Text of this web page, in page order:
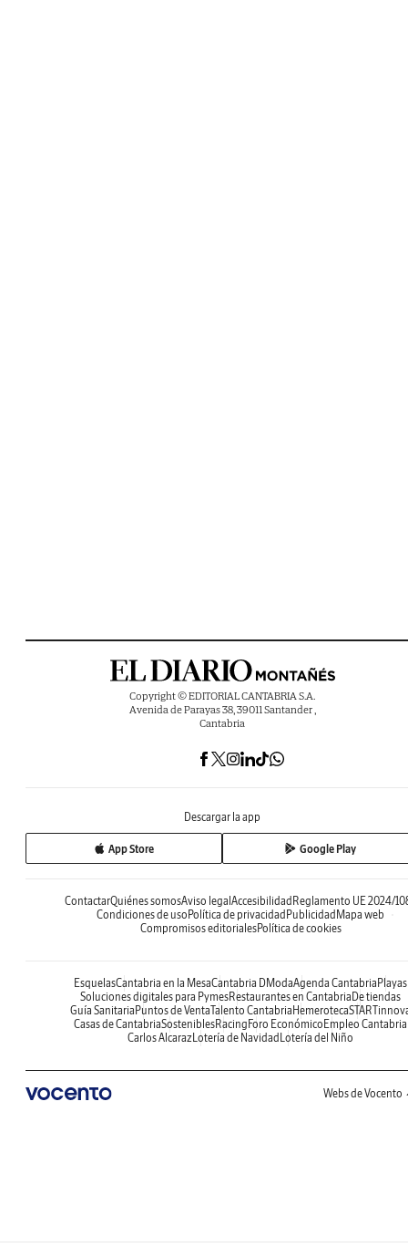
Copyright © EDITORIAL CANTABRIA S.A.
Avenida de Parayas 38, 39011 Santander ,
Cantabria
Descargar la app
App Store Google Play
ContactarQuiénes somosAviso legal Accesibilidad Reglamento UE 2024/
Condiciones de uso Política de privacidad Publicidad Mapa web
Compromisos editorialesPolítica de cookies
EsquelasCantabria en la MesaCantabria DModaAgenda Cantabria Playas
Soluciones digitales para PymesRestaurantes en Cantabria De tiendas
Guía Sanitaria Puntos de VentaTalento Cantabria Hemeroteca
Casas de CantabriaSosteniblesRacing Foro Económico Empleo Cantabria
Carlos AlcarazLotería de Navidad Lotería del Niño
Webs de Vocento